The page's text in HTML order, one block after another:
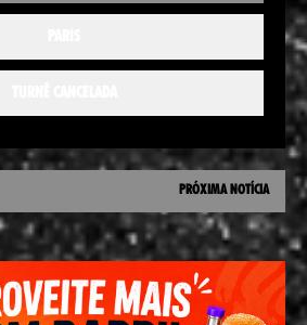
PRÓXIMA NOTÍCIA